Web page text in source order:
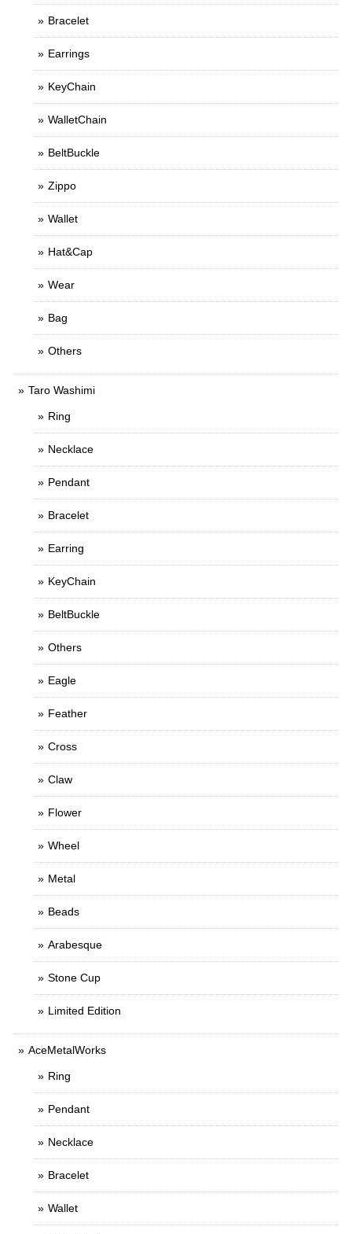
Bracelet
Earrings
KeyChain
WalletChain
BeltBuckle
Zippo
Wallet
Hat&Cap
Wear
Bag
Others
Taro Washimi
Ring
Necklace
Pendant
Bracelet
Earring
KeyChain
BeltBuckle
Others
Eagle
Feather
Cross
Claw
Flower
Wheel
Metal
Beads
Arabesque
Stone Cup
Limited Edition
AceMetalWorks
Ring
Pendant
Necklace
Bracelet
Wallet